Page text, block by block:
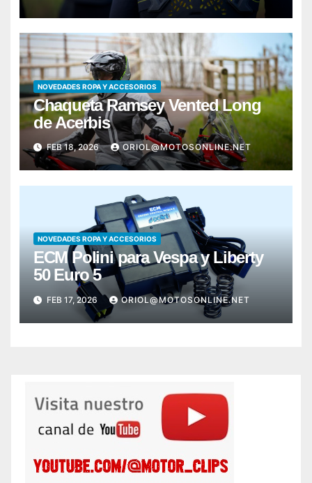
NOVEDADES ROPA Y ACCESORIOS
Chaqueta Ramsey Vented Long
de Acerbis
FEB 18, 2026 ORIOL@MOTOSONLINE.NET
NOVEDADES ROPA Y ACCESORIOS
ECM Polini para Vespa y Liberty
50 Euro 5
FEB 17, 2026 ORIOL@MOTOSONLINE.NET